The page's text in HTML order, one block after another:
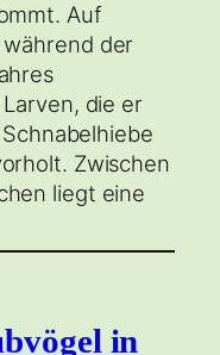
Auf
der
die er
Zwischen
liegt eine
in